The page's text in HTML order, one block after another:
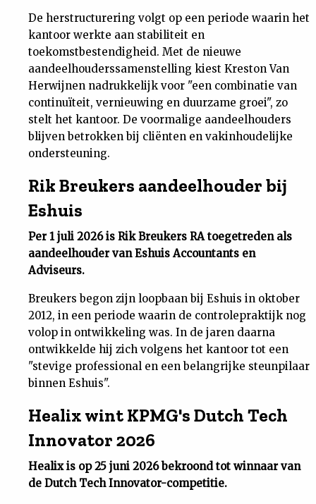
De herstructurering volgt op een periode waarin het
kantoor werkte aan stabiliteit en
toekomstbestendigheid. Met de nieuwe
aandeelhouderssamenstelling kiest Kreston Van
Herwijnen nadrukkelijk voor "een combinatie van
continuïteit, vernieuwing en duurzame groei", zo
stelt het kantoor. De voormalige aandeelhouders
blijven betrokken bij cliënten en vakinhoudelijke
ondersteuning.
Rik Breukers aandeelhouder bij
Eshuis
Per 1 juli 2026 is Rik Breukers RA toegetreden als
aandeelhouder van Eshuis Accountants en
Adviseurs.
Breukers begon zijn loopbaan bij Eshuis in oktober
2012, in een periode waarin de controlepraktijk nog
volop in ontwikkeling was. In de jaren daarna
ontwikkelde hij zich volgens het kantoor tot een
"stevige professional en een belangrijke steunpilaar
binnen Eshuis".
Healix wint KPMG's Dutch Tech
Innovator 2026
Healix is op 25 juni 2026 bekroond tot winnaar van
de Dutch Tech Innovator-competitie.